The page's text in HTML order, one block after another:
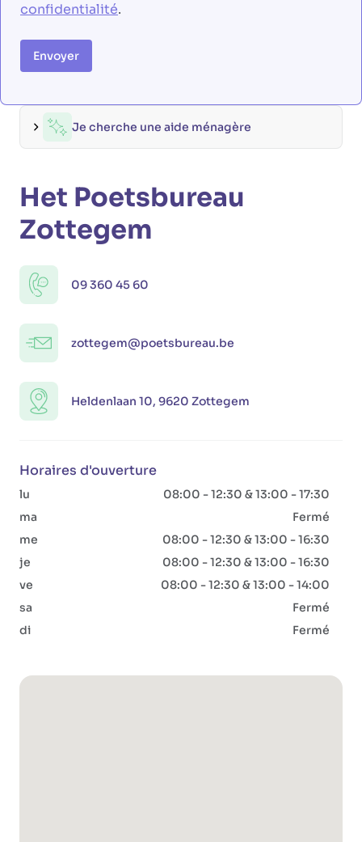
confidentialité.
Envoyer
Je cherche une aide ménagère
Het Poetsbureau
Zottegem
09 360 45 60
zottegem@poetsbureau.be
Heldenlaan 10, 9620 Zottegem
Horaires d'ouverture
lu
08:00 - 12:30 & 13:00 - 17:30
ma
Fermé
me
08:00 - 12:30 & 13:00 - 16:30
je
08:00 - 12:30 & 13:00 - 16:30
ve
08:00 - 12:30 & 13:00 - 14:00
sa
Fermé
di
Fermé